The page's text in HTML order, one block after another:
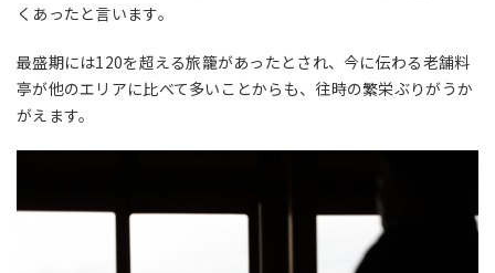
くあったと言います。
最盛期には120を超える旅籠があったとされ、今に伝わる老舗料
亭が他のエリアに比べて多いことからも、往時の繁栄ぶりがうか
がえます。